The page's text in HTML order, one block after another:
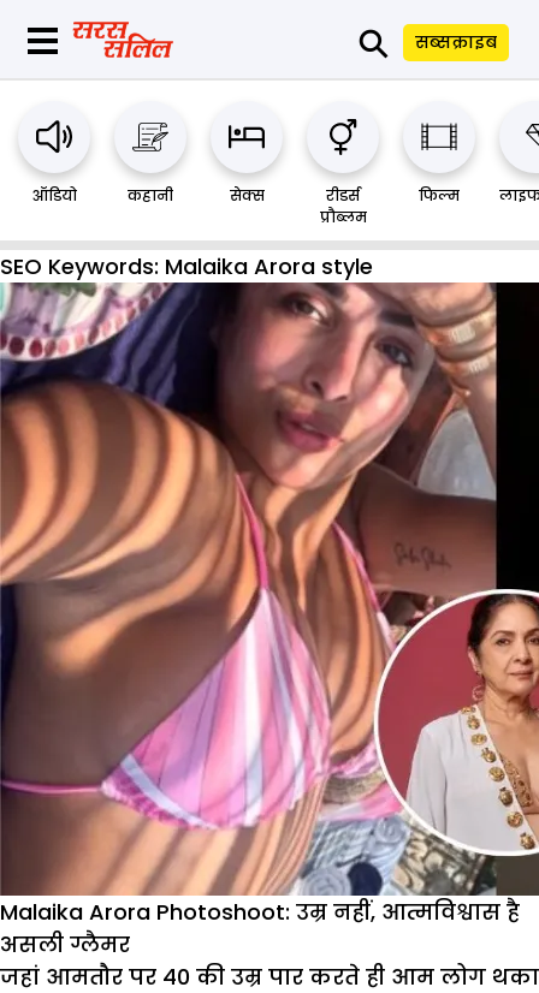
⚲ सब्सक्राइब
ऑडियो कहानी सेक्स
रीडर्स
प्रौब्लम
फिल्म
SEO Keywords: Malaika Arora style
Malaika Arora Photoshoot: उम्र नहीं, आत्मविश्वास है
असली ग्लैमर
जहां आमतौर पर 40 की उम्र पार करते ही आम लोग थका